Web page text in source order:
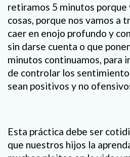
retiramos 5 minutos porque
cosas, porque nos vamos a
caer en enojo profundo y
sin darse cuenta o que
minutos continuamos, para
de controlar los
sean positivos y no
Esta práctica debe ser
que nuestros hijos la